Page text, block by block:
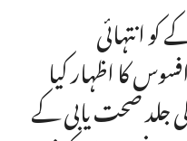
انتہائی
کا اظہار کیا
جلد صحت یابی کے